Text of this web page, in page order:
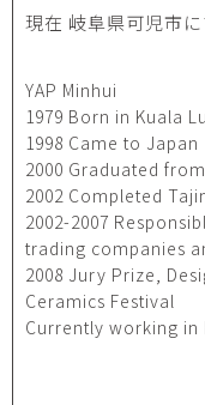
現在 岐阜県可児市
YAP Minhui
1979 Born in Kuala
1998 Came to Japan
2000 Graduated
2002 Completed
2002-2007
trading companies
2008 Jury Prize,
Ceramics Festival
Currently working in